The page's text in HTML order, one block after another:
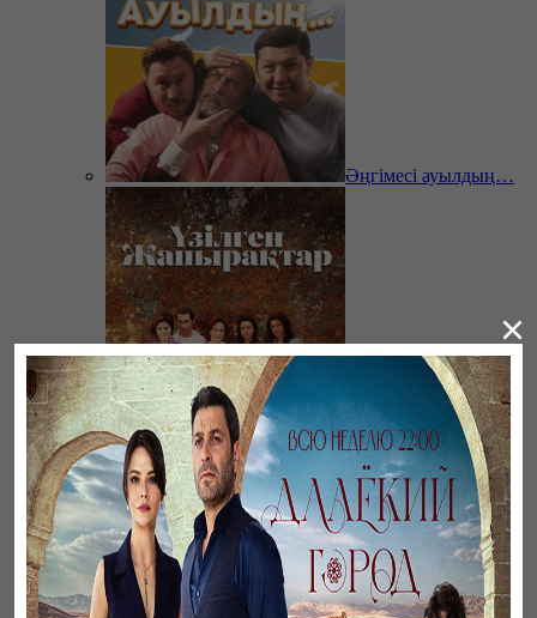
Әңгімесі ауылдың…
Үзілген жапырақтар
×